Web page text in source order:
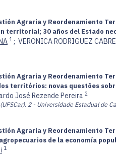
Agraria y Reordenamiento
territorial; 30 años del Estado
1 ; VERONICA RODRIGUEZ
Agraria y Reordenamiento
territórios: novas questões
José Rezende Pereira 2
2 - Universidade Estadual de
Agraria y Reordenamiento
de la economía
1